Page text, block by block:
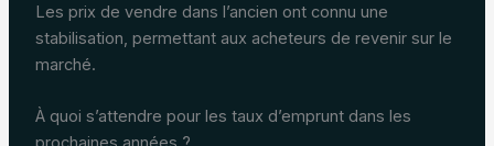
Les prix de vendre dans l’ancien ont connu une
stabilisation, permettant aux acheteurs de revenir sur le
marché.
À quoi s’attendre pour les taux d’emprunt dans les